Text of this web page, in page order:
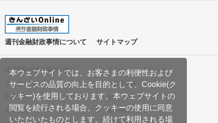
本ウェブサイトでは、お客さまの利便性および
サービスの品質の向上を目的として、Cookie(ク
ッキー)を使用しております。本ウェブサイトの
閲覧を続行される場合、クッキーの使用に同意
いただいたものとします。続けて利用される場
週刊金融財政事情について サイトマップ
特定商取引法に基づく表記
プライバシーポリシー
クッキーポリシー
ご利用案内
利用規約
Q&A
会社案内
著作権について